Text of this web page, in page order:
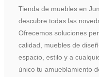
Tienda de muebles en
descubre todas las
Ofrecemos soluciones
calidad, muebles de
espacio, estilo y a
único tu amueblamiento